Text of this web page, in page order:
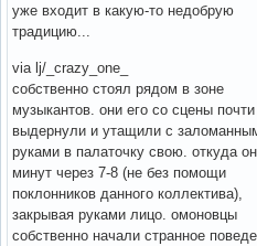
уже входит в какую-то недобрую
традицию...
via lj/_crazy_one_
собственно стоял рядом в зоне
музыкантов. они его со сцены почти
выдернули и утащили с
руками в палаточку свою. откуда
минут через 7-8 (не без помощи
поклонников данного коллектива),
закрывая руками лицо. омоновцы
собственно начали странное